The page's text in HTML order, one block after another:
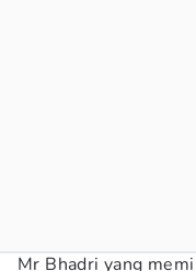
Mr Bhadri yang